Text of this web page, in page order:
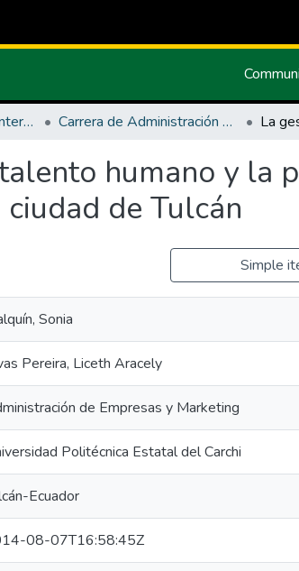
Facultad de Comercio Internacional, Integración, Administración y Economía Empresarial Carrera de Administración de Empresas y Marketing
humano y la
de Tulcán
Simple
Sonia
Pereira, Liceth Aracely
de Empresas y Marketing
Politécnica Estatal del Carchi
Ecuador
08-07T16:58:45Z